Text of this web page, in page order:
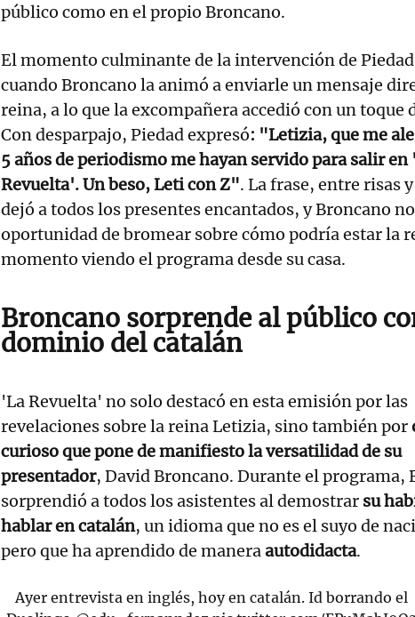
público como en el propio Broncano.
El momento culminante de la intervención de
cuando Broncano la animó a enviarle un mensaje
reina, a lo que la excompañera accedió con un toque
Con desparpajo, Piedad expresó: "Letizia, que me
5 años de periodismo me hayan servido para salir en
Revuelta'. Un beso, Leti con Z". La frase, entre risas
dejó a todos los presentes encantados, y Broncano
oportunidad de bromear sobre cómo podría estar la
momento viendo el programa desde su casa.
Broncano sorprende al público
dominio del catalán
'La Revuelta' no solo destacó en esta emisión por las
revelaciones sobre la reina Letizia, sino también por
curioso que pone de manifiesto la versatilidad de su
presentador, David Broncano. Durante el programa,
sorprendió a todos los asistentes al demostrar su
hablar en catalán, un idioma que no es el suyo de
pero que ha aprendido de maneraautodidacta.
Ayer entrevista en inglés, hoy en catalán. Id borrando el